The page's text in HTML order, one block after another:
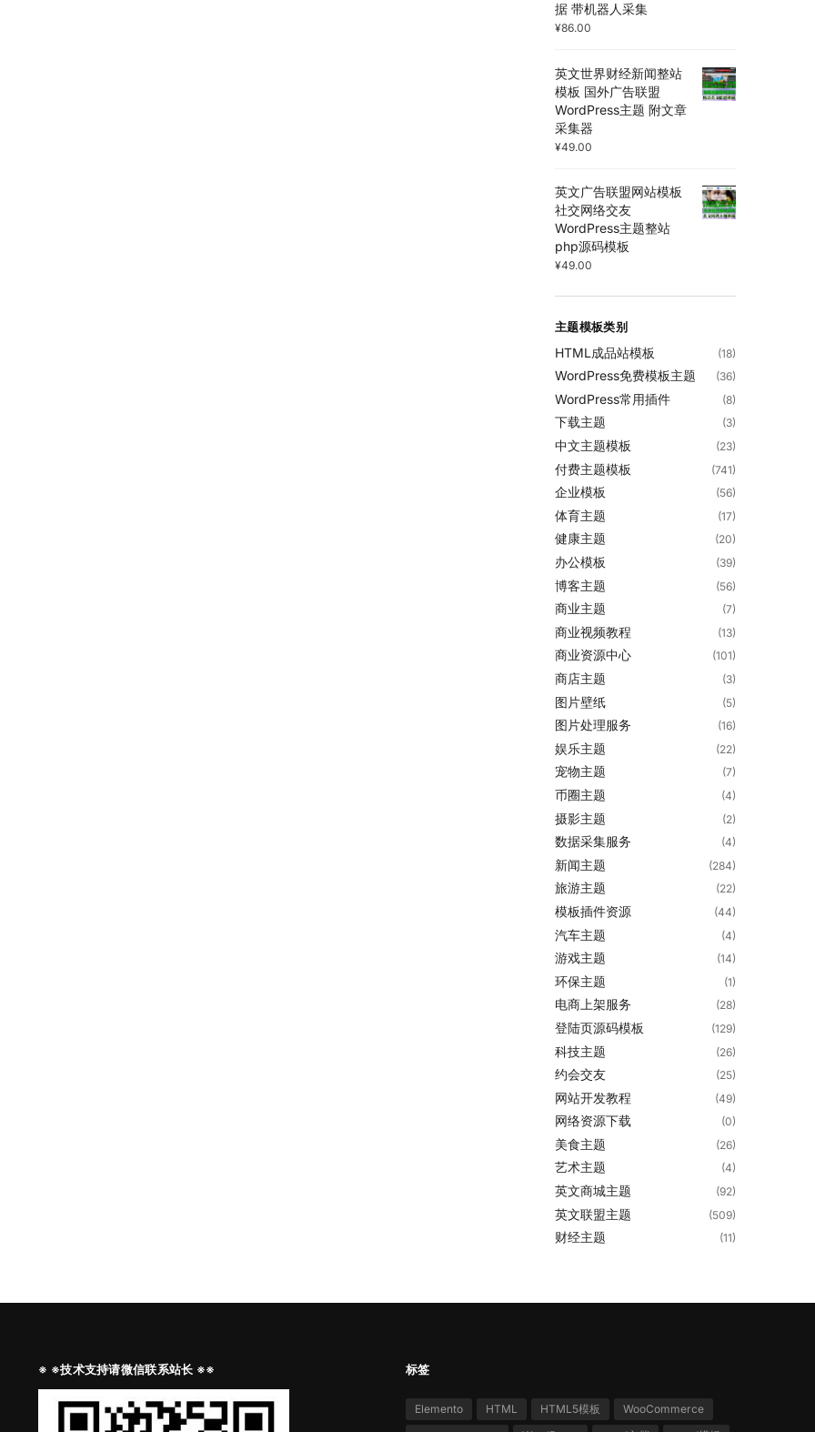
据 带机器人采集
¥86.00
英文世界财经新闻整站
模板 国外广告联盟
WordPress主题 附文章
采集器
¥49.00
英文广告联盟网站模板
社交网络交友
WordPress主题整站
php源码模板
¥49.00
主题模板类别
HTML成品站模板 (18)
WordPress免费模板主题 (36)
WordPress常用插件 (8)
下载主题 (3)
中文主题模板 (23)
付费主题模板 (741)
企业模板 (56)
体育主题 (17)
健康主题 (20)
办公模板 (39)
博客主题 (56)
商业主题 (7)
商业视频教程 (13)
商业资源中心 (101)
商店主题 (3)
图片壁纸 (5)
图片处理服务 (16)
娱乐主题 (22)
宠物主题 (7)
币圈主题 (4)
摄影主题 (2)
数据采集服务 (4)
新闻主题 (284)
旅游主题 (22)
模板插件资源 (44)
汽车主题 (4)
游戏主题 (14)
环保主题 (1)
电商上架服务 (28)
登陆页源码模板 (129)
科技主题 (26)
约会交友 (25)
网站开发教程 (49)
网络资源下载 (0)
美食主题 (26)
艺术主题 (4)
英文商城主题 (92)
英文联盟主题 (509)
财经主题 (11)
※ ※技术支持请微信联系站长 ※※ 标签
Elemento HTML HTML5模板
WooCommerce